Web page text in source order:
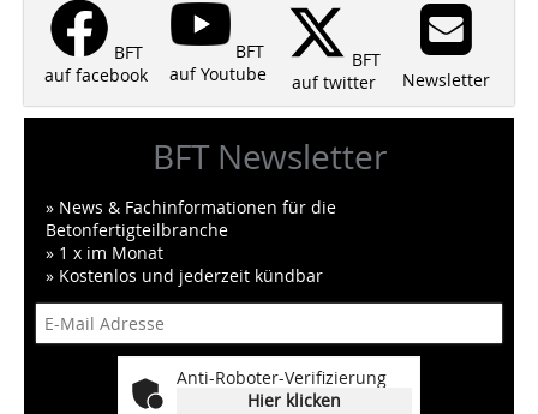
BFT
auf facebook
BFT
auf Youtube
BFT
auf twitter
Newsletter
BFT Newsletter
» News & Fachinformationen für die
Betonfertigteilbranche
» 1 x im Monat
» Kostenlos und jederzeit kündbar
Anti-Roboter-Verifizierung
Hier klicken